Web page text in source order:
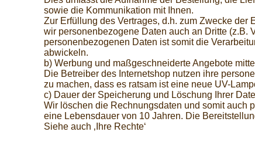
sowie die Kommunikation mit Ihnen.
Zur Erfüllung des Vertrages, d.h. zum Zwecke
wir personenbezogene Daten auch an Dritte (z.B.
personenbezogenen Daten ist somit die
abwickeln.
b) Werbung und maßgeschneiderte Angebote
Die Betreiber des Internetshop nutzen ihre
zu machen, dass es ratsam ist eine neue UV-
c) Dauer der Speicherung und Löschung Ihrer
Wir löschen die Rechnungsdaten und somit auch
eine Lebensdauer von 10 Jahren. Die
Siehe auch ‚Ihre Rechte‘